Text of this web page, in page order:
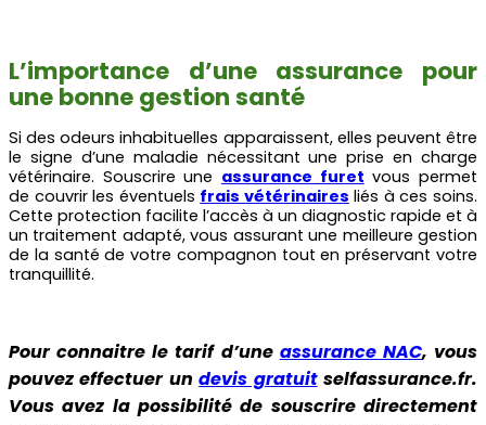
L’importance d’une assurance pour
une bonne gestion santé
Si des odeurs inhabituelles apparaissent, elles peuvent être
le signe d’une maladie nécessitant une prise en charge
vétérinaire. Souscrire une assurance furet vous permet
de couvrir les éventuels frais vétérinaires liés à ces soins.
Cette protection facilite l’accès à un diagnostic rapide et à
un traitement adapté, vous assurant une meilleure gestion
de la santé de votre compagnon tout en préservant votre
tranquillité.
Pour connaitre le tarif d’une assurance NAC, vous
pouvez effectuer undevis gratuitselfassurance.fr.
Vous avez la possibilité de souscrire directement